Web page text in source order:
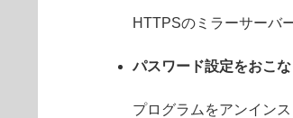
HTTPSのミラーサーバ
パスワード設定をおこ
プログラムをアンイン